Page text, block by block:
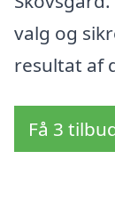
valg og
resultat af
Få 3